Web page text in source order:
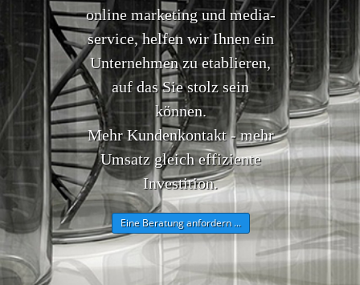
online marketing und media-
service, helfen wir Ihnen ein
Unternehmen zu etablieren,
auf das Sie stolz sein
können.
Mehr Kundenkontakt - mehr
Umsatz gleich effiziente
Investition.
Eine Beratung anfordern ...